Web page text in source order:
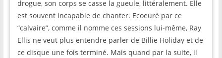
drogue, son corps se casse la gueule, littéralement. Elle
est souvent incapable de chanter. Ecoeuré par ce
“calvaire”, comme il nomme ces sessions lui-même, Ray
Ellis ne veut plus entendre parler de Billie Holiday et de
ce disque une fois terminé. Mais quand par la suite, il